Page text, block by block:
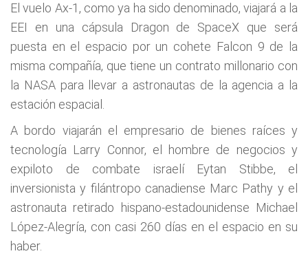
El vuelo Ax-1, como ya ha sido denominado, viajará a la
EEI en una cápsula Dragon de SpaceX que será
puesta en el espacio por un cohete Falcon 9 de la
misma compañía, que tiene un contrato millonario con
la NASA para llevar a astronautas de la agencia a la
estación espacial.
A bordo viajarán el empresario de bienes raíces y
tecnología Larry Connor, el hombre de negocios y
expiloto de combate israelí Eytan Stibbe, el
inversionista y filántropo canadiense Marc Pathy y el
astronauta retirado hispano-estadounidense Michael
López-Alegría, con casi 260 días en el espacio en su
haber.